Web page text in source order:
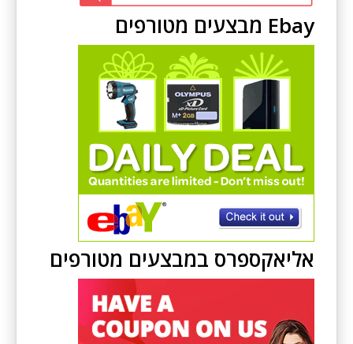
Ebay מבצעים מטורפים
אליאקספרס במבצעים מטורפים